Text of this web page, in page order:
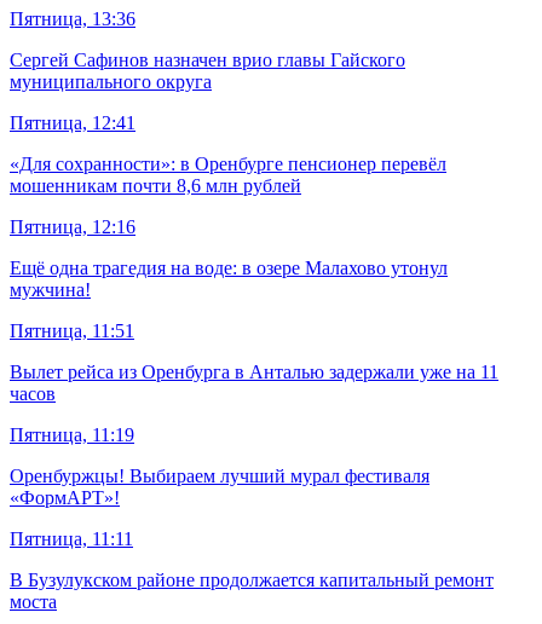
Пятница, 13:36
Сергей Сафинов назначен врио главы Гайского
муниципального округа
Пятница, 12:41
«Для сохранности»: в Оренбурге пенсионер перевёл
мошенникам почти 8,6 млн рублей
Пятница, 12:16
Ещё одна трагедия на воде: в озере Малахово утонул
мужчина!
Пятница, 11:51
Вылет рейса из Оренбурга в Анталью задержали уже на 11
часов
Пятница, 11:19
Оренбуржцы! Выбираем лучший мурал фестиваля
«ФормАРТ»!
Пятница, 11:11
В Бузулукском районе продолжается капитальный ремонт
моста